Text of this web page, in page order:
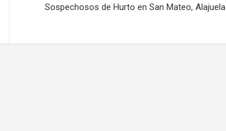
Sospechosos de Hurto en San Mateo, Alajuela